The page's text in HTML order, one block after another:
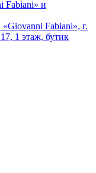
Fabiani» и
Fabiani», г.
1 этаж, бутик